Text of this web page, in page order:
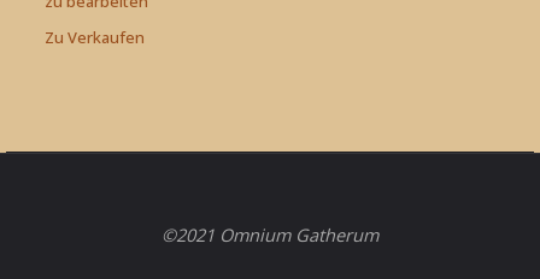
Zu Verkaufen
©2021 Omnium Gatherum